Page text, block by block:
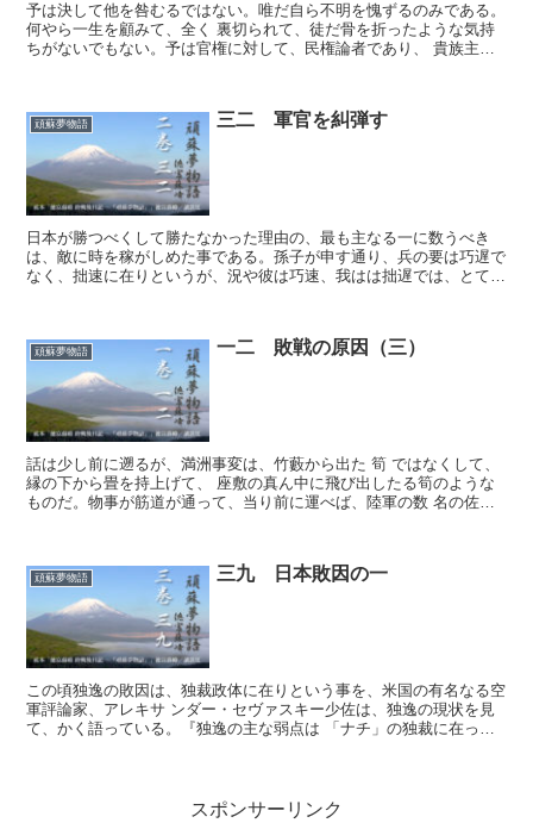
予は決して他を咎むるではない。唯だ自ら不明を愧ずるのみである。
何やら一生を顧みて、全く 裏切られて、徒だ骨を折ったような気持
ちがないでもない。予は官権に対して、民権論者であり、 貴族主義
頑蘇夢物語 三二 軍官を糾弾す
日本が勝つべくして勝たなかった理由の、最も主なる一に数うべき
は、敵に時を稼がしめた事である。孫子が申す通り、兵の要は巧遅で
なく、拙速に在りというが、況や彼は巧速、我はは拙遅では、とても
頑蘇夢物語 一二 敗戦の原因（三）
話は少し前に遡るが、満洲事変は、竹藪から出た 筍 ではなくして、
縁の下から畳を持上げて、 座敷の真ん中に飛び出したる筍のような
ものだ。物事が筋道が通って、当り前に運べば、陸軍の数 名の佐官
頑蘇夢物語 三九 日本敗因の一
この頃独逸の敗因は、独裁政体に在りという事を、米国の有名なる空
軍評論家、アレキサ ンダー・セヴァスキー少佐は、独逸の現状を見
て、かく語っている。『独逸の主な弱点は 「ナチ」の独裁に在っ
スポンサーリンク